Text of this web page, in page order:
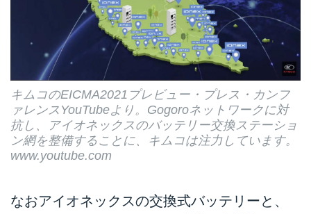
キムコのEICMA2021プレビュー・プレス・カンフ
ァレンスYouTubeより。Gogoroネットワークに対
抗し、アイオネックスのバッテリー交換ステーショ
ン網を整備することに、キムコは注力しています。
www.youtube.com
なおアイオネックスの交換式バッテリーと、